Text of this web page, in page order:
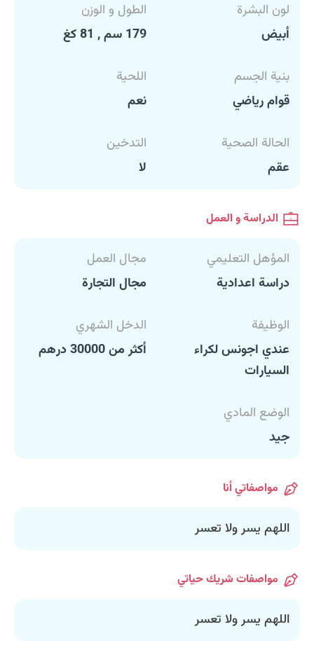
لون البشرة
أبيض
الطول و الوزن
179 سم , 81 كغ
بنية الجسم
قوام رياضي
اللحية
نعم
الحالة الصحية
عقم
التدخين
لا
الدراسة و العمل
المؤهل التعليمي
دراسة اعدادية
مجال العمل
مجال التجارة
الوظيفة
عندي اجونس لكراء
السيارات
الدخل الشهري
أكثر من 30000 درهم
الوضع المادي
جيد
مواصفاتي أنا
اللهم يسر ولا تعسر
مواصفات شريك حياتي
اللهم يسر ولا تعسر